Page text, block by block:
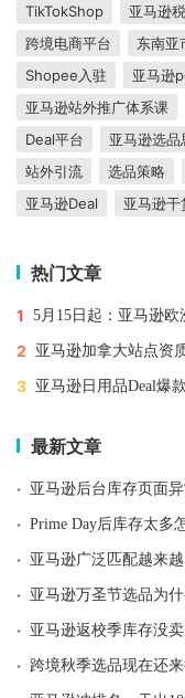
TikTokShop
亚马逊
跨境电商平台
东南亚
Shopee入驻
亚马逊
亚马逊站外推广体系课
Deal平台
亚马逊选品
站外引流
选品策略
亚马逊Deal
亚马逊干
热门文章
1 5月15日起：亚马逊
2 亚马逊加拿大站点资
3 亚马逊日用品Deal爆
最新文章
· 亚马逊后台库存页面
· Prime Day后库存太多
· 亚马逊广泛匹配越来
· 亚马逊万圣节选品为
· 亚马逊返校季库存没
· 跨境秋季选品现在还